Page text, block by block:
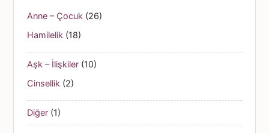
Anne – Çocuk (26)
Hamilelik (18)
Aşk – İlişkiler (10)
Cinsellik (2)
Diğer (1)